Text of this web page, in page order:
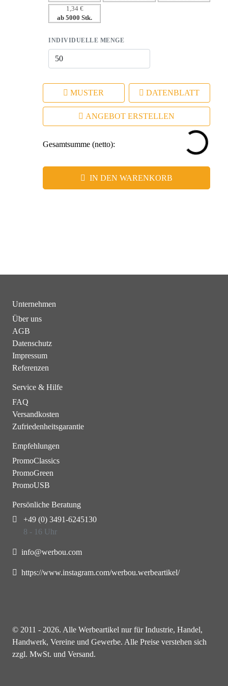
1,34 €
ab 5000 Stk.
INDIVIDUELLE MENGE
MUSTER DATENBLATT
ANGEBOT ERSTELLEN
Gesamtsumme (netto):
IN DEN WARENKORB
Unternehmen
Über uns
AGB
Datenschutz
Impressum
Referenzen
Service & Hilfe
FAQ
Versandkosten
Zufriedenheitsgarantie
Empfehlungen
PromoClassics
PromoGreen
PromoUSB
Persönliche Beratung
+49 (0) 3491-6245130
8 - 16 Uhr
info@werbou.com
https://www.instagram.com/werbou.werbeartikel/
© 2011 - 2026. Alle Werbeartikel nur für Industrie, Handel,
Handwerk, Vereine und Gewerbe. Alle Preise verstehen sich
zzgl. MwSt. und Versand.